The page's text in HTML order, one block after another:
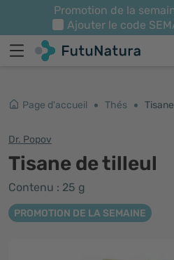
Promotion de la
Ajouter le code
Page d'accueil Thés
Dr. Popov
Tisane de tilleul
Contenu : 25 g
PROMOTION DE LA SEMAINE